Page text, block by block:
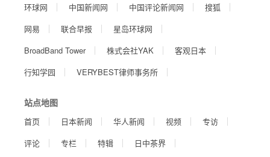
环球网
中国新闻网 中国评论新闻网
搜狐
网易
联合早报
星岛环球网
BroadBand Tower
株式会社YAK
客观日本
行知学园
VERYBEST律师事务所
站点地图
首页 日本新闻 华人新闻 视频
专访
评论
专栏 特辑 日中茶界